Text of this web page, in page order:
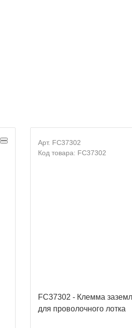
Арт. FC37302
Код товара: FC37302
FC37302 - Клемма
для проволочного лотка